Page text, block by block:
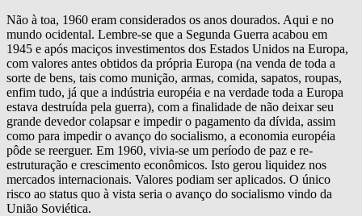
Não à toa, 1960 eram considerados os anos dourados. Aqui e no
mundo ocidental. Lembre-se que a Segunda Guerra acabou em
1945 e após maciços investimentos dos Estados Unidos na Europa,
com valores antes obtidos da própria Europa (na venda de toda a
sorte de bens, tais como munição, armas, comida, sapatos, roupas,
enfim tudo, já que a indústria européia e na verdade toda a Europa
estava destruída pela guerra), com a finalidade de não deixar seu
grande devedor colapsar e impedir o pagamento da dívida, assim
como para impedir o avanço do socialismo, a economia européia
pôde se reerguer. Em 1960, vivia-se um período de paz e re-
estruturação e crescimento econômicos. Isto gerou liquidez nos
mercados internacionais. Valores podiam ser aplicados. O único
risco ao status quo à vista seria o avanço do socialismo vindo da
União Soviética.